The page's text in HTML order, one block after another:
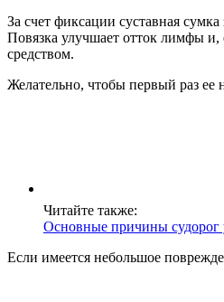
За счет фиксации суставная
Повязка улучшает отток лимфы и,
средством.
Желательно, чтобы первый раз ее
Читайте также:
Основные причины судорог
Если имеется небольшое